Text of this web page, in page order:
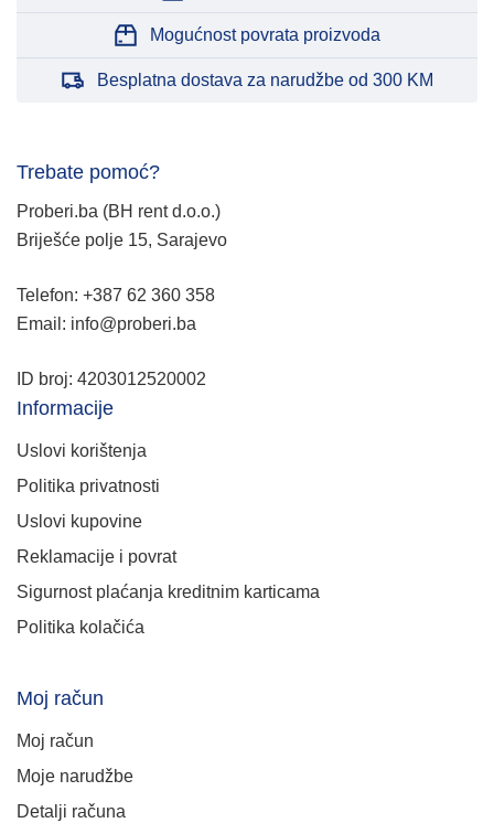
Mogućnost povrata proizvoda
Besplatna dostava za narudžbe od 300 KM
Trebate pomoć?
Proberi.ba (BH rent d.o.o.)
Briješće polje 15, Sarajevo
Telefon: +387 62 360 358
Email: info@proberi.ba
ID broj: 4203012520002
Informacije
Uslovi korištenja
Politika privatnosti
Uslovi kupovine
Reklamacije i povrat
Sigurnost plaćanja kreditnim karticama
Politika kolačića
Moj račun
Moj račun
Moje narudžbe
Detalji računa